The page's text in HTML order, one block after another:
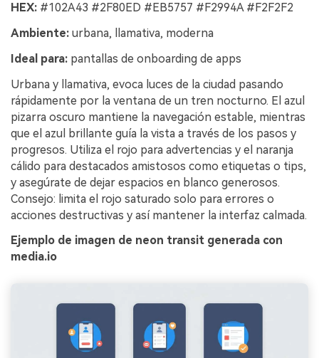
HEX: #102A43 #2F80ED #EB5757 #F2994A #F2F2F2
Ambiente: urbana, llamativa, moderna
Ideal para: pantallas de onboarding de apps
Urbana y llamativa, evoca luces de la ciudad pasando
rápidamente por la ventana de un tren nocturno. El azul
pizarra oscuro mantiene la navegación estable, mientras
que el azul brillante guía la vista a través de los pasos y
progresos. Utiliza el rojo para advertencias y el naranja
cálido para destacados amistosos como etiquetas o tips,
y asegúrate de dejar espacios en blanco generosos.
Consejo: limita el rojo saturado solo para errores o
acciones destructivas y así mantener la interfaz calmada.
Ejemplo de imagen de neon transit generada con
media.io